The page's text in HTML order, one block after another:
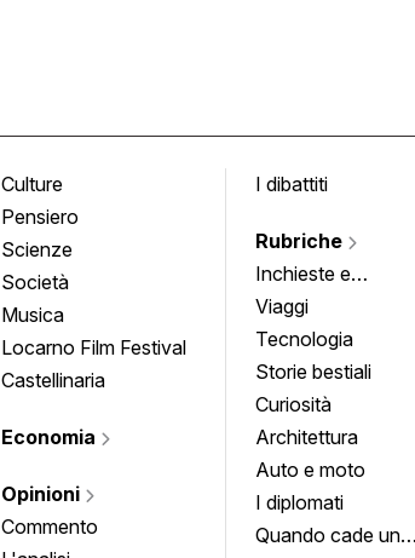
Culture
Pensiero
Scienze
Società
Musica
Locarno Film Festival
Castellinaria
Economia
Opinioni
Commento
I dibattiti
Rubriche
Inchieste e
approfondimenti
Viaggi
Tecnologia
Storie bestiali
Curiosità
Architettura
Auto e moto
I diplomati
Quando cade un